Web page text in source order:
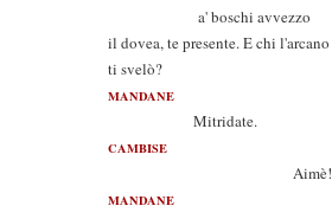
a' boschi avvezzo
il dovea, te presente. E chi l'arcano
ti svelò?
MANDANE
Mitridate.
CAMBISE
Aimè!
MANDANE